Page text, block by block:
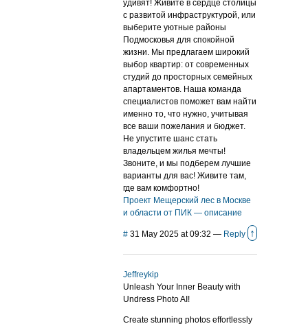
удивят! Живите в сердце столицы
с развитой инфраструктурой, или
выберите уютные районы
Подмосковья для спокойной
жизни. Мы предлагаем широкий
выбор квартир: от современных
студий до просторных семейных
апартаментов. Наша команда
специалистов поможет вам найти
именно то, что нужно, учитывая
все ваши пожелания и бюджет.
Не упустите шанс стать
владельцем жилья мечты!
Звоните, и мы подберем лучшие
варианты для вас! Живите там,
где вам комфортно!
Проект Мещерский лес в Москве
и области от ПИК — описание
# 31 May 2025 at 09:32 — Reply ↑
Jeffreykip
Unleash Your Inner Beauty with
Undress Photo AI!
Create stunning photos effortlessly